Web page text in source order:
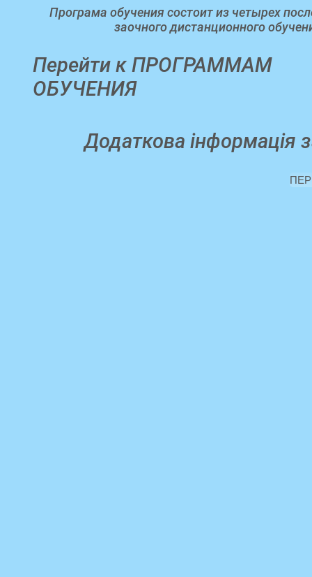
Програма обучения состоит из четырех
заочного дистанционного
Перейти к ПРОГРАММАМ
ОБУЧЕНИЯ
Додаткова інформація